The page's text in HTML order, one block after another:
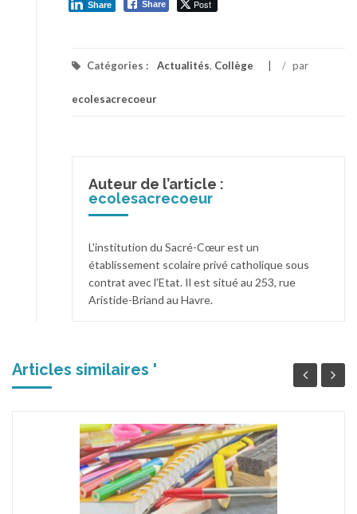
Share Post
Share
Catégories : Actualités, Collège / par
ecolesacrecoeur
Auteur de l’article :
ecolesacrecoeur
L'institution du Sacré-Cœur est un
établissement scolaire privé catholique sous
contrat avec l'Etat. Il est situé au 253, rue
Aristide-Briand au Havre.
Articles similaires '